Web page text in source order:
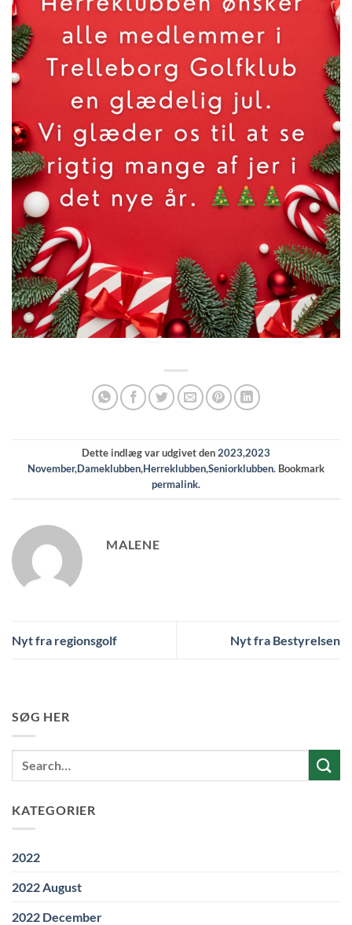
Dette indlæg var udgivet den2023,2023
November,Dameklubben,Herreklubben,Seniorklubben. Bookmark
permalink.
MALENE
Nyt fra regionsgolf Nyt fra Bestyrelsen
SØG HER
KATEGORIER
2022
2022 August
2022 December